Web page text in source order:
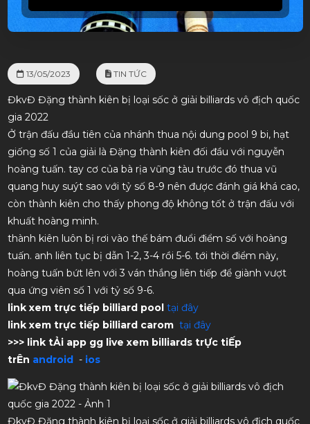
13/05/2023 TIN TỨC
ĐkvĐ Đặng thành kiên bị loại sốc ở giải billiards vô địch quốc
gia 2022
Ở trận đấu đầu tiên của nhánh thua nội dung pool 9 bi, hạt
giống số 1 của giải là Đặng thành kiên đối đầu với nguyễn
hoàng tuấn. tay cơ của bà rịa vũng tàu trước đó thua vũ
quang huy suýt sao với tỷ số 8-9 nên được đánh giá khá cao,
còn thành kiên cho thấy phong độ không tốt ở trận đấu với
khuất hoàng minh.
thành kiên luôn bị rơi vào thế bám đuổi điểm số với hoàng
tuấn. anh liên tục bị dẫn 1-2, 3-4 rồi 5-6. tới thời điểm này,
hoàng tuấn bứt lên với 3 ván thắng liên tiếp để giành vượt
qua ứng viên số 1 với tỷ số 9-6.
link xem trực tiếp billiard pool tại đây
link xem trực tiếp billiard carom tại đây
>>> link tẢi app gg live xem billiards trỰc tiẾp
trÊn android- ios
ĐkvĐ Đặng thành kiên bị loại sốc ở giải billiards vô địch quốc